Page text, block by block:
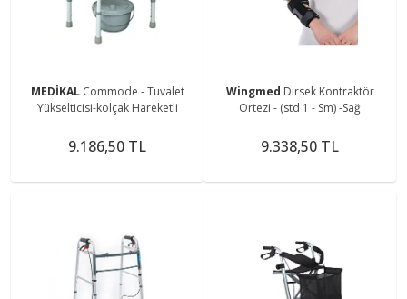
MEDİKAL Commode - Tuvalet
Yükselticisi-kolçak Hareketli
9.186,50 TL
Wingmed Dirsek Kontraktör
Ortezi - (std 1 - Sm) -Sağ
9.338,50 TL